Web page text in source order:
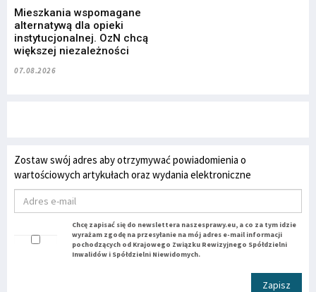
Mieszkania wspomagane
alternatywą dla opieki
instytucjonalnej. OzN chcą
większej niezależności
07.08.2026
Zostaw swój adres aby otrzymywać powiadomienia o
wartościowych artykułach oraz wydania elektroniczne
Chcę zapisać się do newslettera naszesprawy.eu, a co za tym idzie
wyrażam zgodę na przesyłanie na mój adres e-mail informacji
pochodzących od Krajowego Związku Rewizyjnego Spółdzielni
Inwalidów i Spółdzielni Niewidomych.
Zapisz